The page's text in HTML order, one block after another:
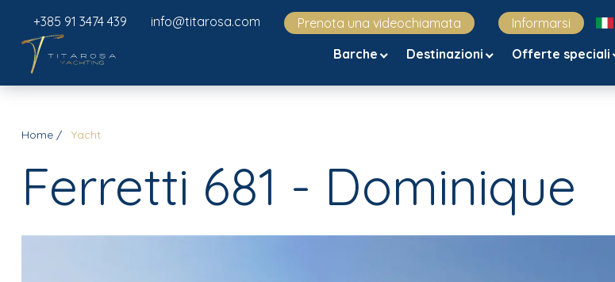
+385 91 3474 439 info@titarosa.com Prenota una videochiamata
Informarsi
Barche
Destinazioni Offerte speciali
Home Yacht
Ferretti 681 - Dominique